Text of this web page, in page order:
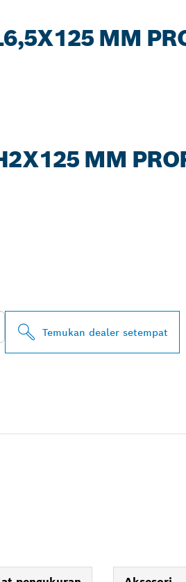
MM
MM
Temukan dealer setempat